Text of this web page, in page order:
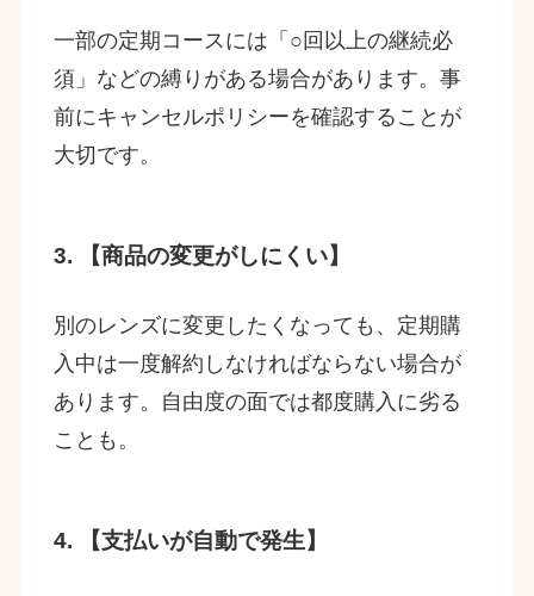
一部の定期コースには「○回以上の継続必
須」などの縛りがある場合があります。事
前にキャンセルポリシーを確認することが
大切です。
3. 【商品の変更がしにくい】
別のレンズに変更したくなっても、定期購
入中は一度解約しなければならない場合が
あります。自由度の面では都度購入に劣る
ことも。
4. 【支払いが自動で発生】